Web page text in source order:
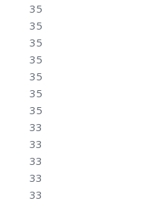
35
35
35
35
35
35
35
33
33
33
33
33